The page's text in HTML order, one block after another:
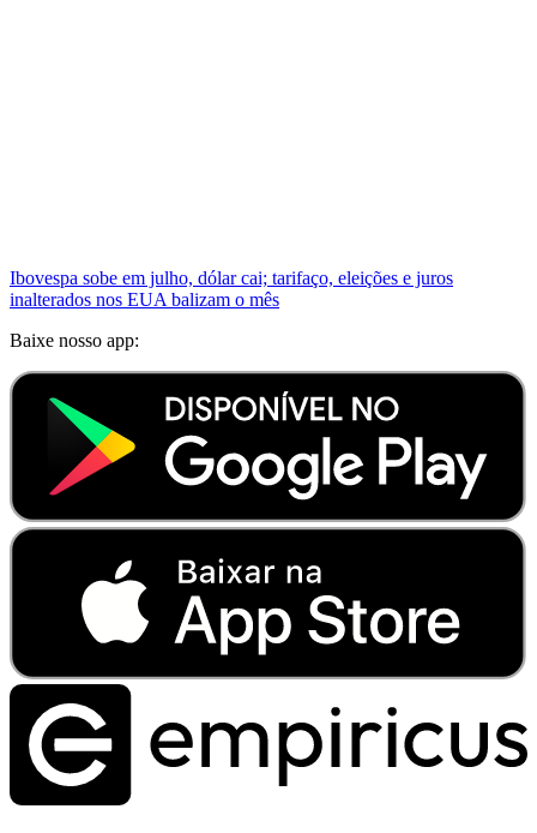
Ibovespa sobe em julho, dólar cai; tarifaço, eleições e juros
inalterados nos EUA balizam o mês
Baixe nosso app: